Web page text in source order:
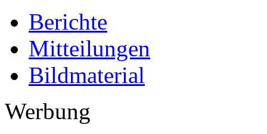
Berichte
Mitteilungen
Bildmaterial
Werbung